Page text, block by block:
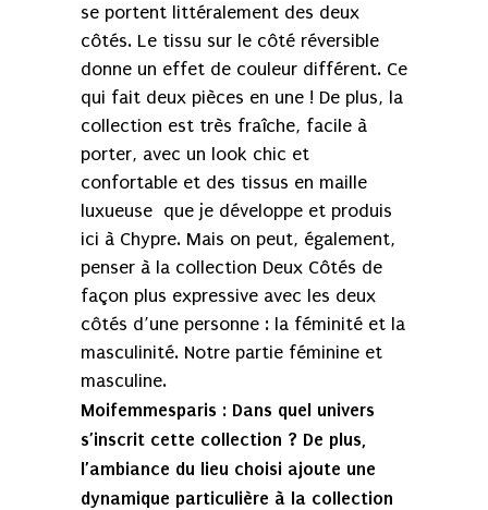
se portent littéralement des deux
côtés. Le tissu sur le côté réversible
donne un effet de couleur différent. Ce
qui fait deux pièces en une ! De plus, la
collection est très fraîche, facile à
porter, avec un look chic et
confortable et des tissus en maille
luxueuse que je développe et produis
ici à Chypre. Mais on peut, également,
penser à la collection Deux Côtés de
façon plus expressive avec les deux
côtés d’une personne : la féminité et la
masculinité. Notre partie féminine et
masculine.
Moifemmesparis : Dans quel univers
s’inscrit cette collection ? De plus,
l’ambiance du lieu choisi ajoute une
dynamique particulière à la collection